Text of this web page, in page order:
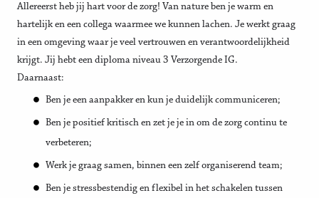
Allereerst heb jij hart voor de zorg! Van nature ben je warm en
hartelijk en een collega waarmee we kunnen lachen. Je werkt graag
in een omgeving waar je veel vertrouwen en verantwoordelijkheid
krijgt. Jij hebt een diploma niveau 3 Verzorgende IG.
Daarnaast:
Ben je een aanpakker en kun je duidelijk communiceren;
Ben je positief kritisch en zet je je in om de zorg continu te
verbeteren;
Werk je graag samen, binnen een zelf organiserend team;
Ben je stressbestendig en flexibel in het schakelen tussen